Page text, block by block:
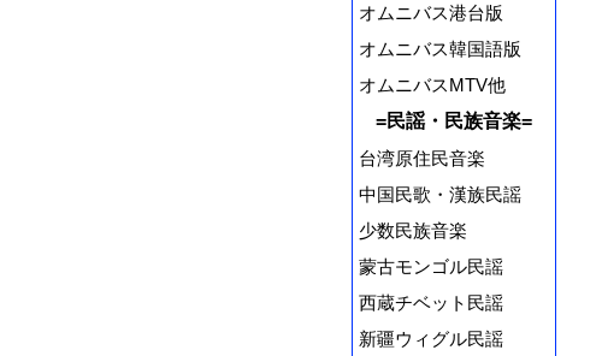
オムニバス港台版
オムニバス韓国語版
オムニバスMTV他
=民謡・民族音楽=
台湾原住民音楽
中国民歌・漢族民謡
少数民族音楽
蒙古モンゴル民謡
西蔵チベット民謡
新疆ウィグル民謡